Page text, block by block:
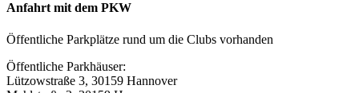
Anfahrt mit dem PKW
Öffentliche Parkplätze rund um die Clubs vorhanden
Öffentliche Parkhäuser:
Lützowstraße 3, 30159 Hannover